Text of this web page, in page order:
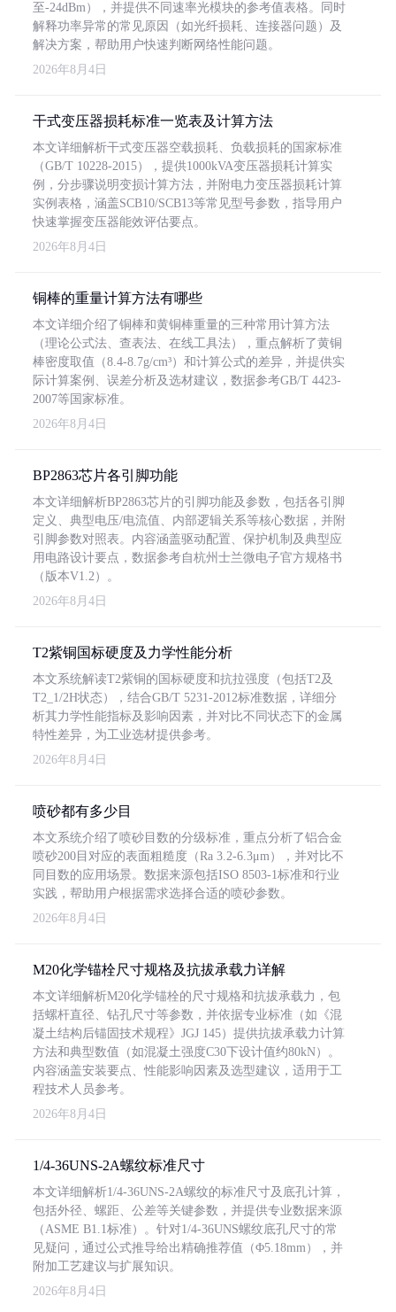
至-24dBm），并提供不同速率光模块的参考值表格。同时
解释功率异常的常见原因（如光纤损耗、连接器问题）及
解决方案，帮助用户快速判断网络性能问题。
2026年8月4日
干式变压器损耗标准一览表及计算方法
本文详细解析干式变压器空载损耗、负载损耗的国家标准
（GB/T 10228-2015），提供1000kVA变压器损耗计算实
例，分步骤说明变损计算方法，并附电力变压器损耗计算
实例表格，涵盖SCB10/SCB13等常见型号参数，指导用户
快速掌握变压器能效评估要点。
2026年8月4日
铜棒的重量计算方法有哪些
本文详细介绍了铜棒和黄铜棒重量的三种常用计算方法
（理论公式法、查表法、在线工具法），重点解析了黄铜
棒密度取值（8.4-8.7g/cm³）和计算公式的差异，并提供实
际计算案例、误差分析及选材建议，数据参考GB/T 4423-
2007等国家标准。
2026年8月4日
BP2863芯片各引脚功能
本文详细解析BP2863芯片的引脚功能及参数，包括各引脚
定义、典型电压/电流值、内部逻辑关系等核心数据，并附
引脚参数对照表。内容涵盖驱动配置、保护机制及典型应
用电路设计要点，数据参考自杭州士兰微电子官方规格书
（版本V1.2）。
2026年8月4日
T2紫铜国标硬度及力学性能分析
本文系统解读T2紫铜的国标硬度和抗拉强度（包括T2及
T2_1/2H状态），结合GB/T 5231-2012标准数据，详细分
析其力学性能指标及影响因素，并对比不同状态下的金属
特性差异，为工业选材提供参考。
2026年8月4日
喷砂都有多少目
本文系统介绍了喷砂目数的分级标准，重点分析了铝合金
喷砂200目对应的表面粗糙度（Ra 3.2-6.3μm），并对比不
同目数的应用场景。数据来源包括ISO 8503-1标准和行业
实践，帮助用户根据需求选择合适的喷砂参数。
2026年8月4日
M20化学锚栓尺寸规格及抗拔承载力详解
本文详细解析M20化学锚栓的尺寸规格和抗拔承载力，包
括螺杆直径、钻孔尺寸等参数，并依据专业标准（如《混
凝土结构后锚固技术规程》JGJ 145）提供抗拔承载力计算
方法和典型数值（如混凝土强度C30下设计值约80kN）。
内容涵盖安装要点、性能影响因素及选型建议，适用于工
程技术人员参考。
2026年8月4日
1/4-36UNS-2A螺纹标准尺寸
本文详细解析1/4-36UNS-2A螺纹的标准尺寸及底孔计算，
包括外径、螺距、公差等关键参数，并提供专业数据来源
（ASME B1.1标准）。针对1/4-36UNS螺纹底孔尺寸的常
见疑问，通过公式推导给出精确推荐值（Φ5.18mm），并
附加工艺建议与扩展知识。
2026年8月4日